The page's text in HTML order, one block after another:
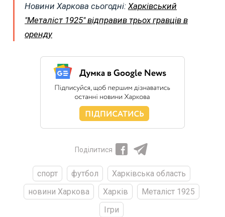
Новини Харкова сьогодні: Харківський
"Металіст 1925" відправив трьох гравців в
оренду
Поділитися
спорт футбол
Харківська область
новини Харкова
Харків
Металіст 1925
Ігри